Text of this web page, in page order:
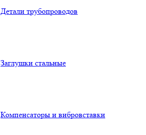
Детали трубопроводов
Заглушки стальные
Компенсаторы и вибровставки